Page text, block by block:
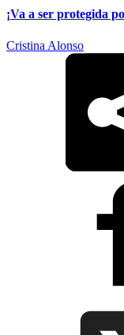
¡Va a ser protegida
Cristina Alonso